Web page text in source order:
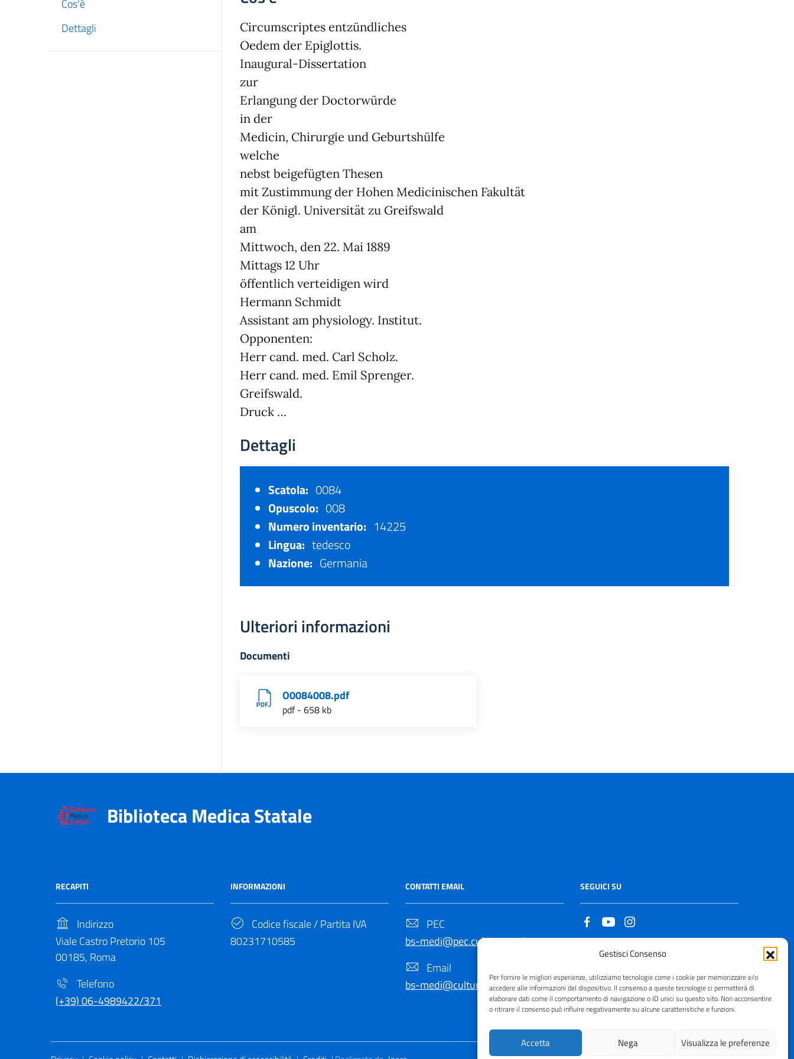
Gestisci Consenso
Per fornire le migliori esperienze, utilizziamo tecnologie come i cookie per memorizzare e/o
accedere alle informazioni del dispositivo. Il consenso a queste tecnologie ci permetterà di
elaborare dati come il comportamento di navigazione o ID unici su questo sito. Non acconsentire
o ritirare il consenso può influire negativamente su alcune caratteristiche e funzioni.
Accetta Nega Visualizza le preferenze
Cos'è
Dettagli
Circumscriptes entzündliches
Oedem der Epiglottis.
Inaugural-Dissertation
zur
Erlangung der Doctorwürde
in der
Medicin, Chirurgie und Geburtshülfe
welche
nebst beigefügten Thesen
mit Zustimmung der Hohen Medicinischen Fakultät
der Königl. Universität zu Greifswald
am
Mittwoch, den 22. Mai 1889
Mittags 12 Uhr
öffentlich verteidigen wird
Hermann Schmidt
Assistant am physiology. Institut.
Opponenten:
Herr cand. med. Carl Scholz.
Herr cand. med. Emil Sprenger.
Greifswald.
Druck …
Dettagli
Scatola: 0084
Opuscolo: 008
Numero inventario: 14225
Lingua: tedesco
Nazione: Germania
Ulteriori informazioni
Documenti
O0084008.pdf
pdf - 658 kb
Biblioteca Medica Statale
RECAPITI
Indirizzo
Viale Castro Pretorio 105
00185, Roma
Telefono
(+39) 06-4989422/371
INFORMAZIONI
Codice fiscale / Partita IVA
80231710585
CONTATTI EMAIL
PEC
bs-medi@pec.cultura.gov.it
Email
bs-medi@cultura.gov.it
SEGUICI SU
Copyright © 2021 - 2026